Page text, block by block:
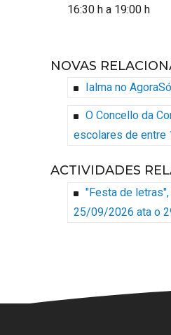
16:30 h a 19:00 h
NOVAS
Ialma no
O Concello da
escolares de entre
ACTIVIDADES
"Festa de
25/09/2026 ata o